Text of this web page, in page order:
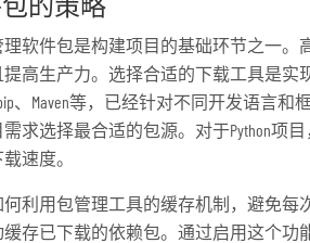
软件包是构建项目的基础环节之一。
高生产力。选择合适的下载工具是实
、Maven等，已经针对不同开发语言
求选择最合适的包源。对于Python项
速度。
利用包管理工具的缓存机制，避免每
存已下载的依赖包。通过启用这个功